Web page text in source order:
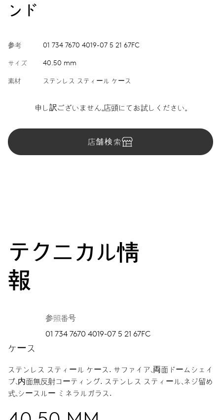
ンド
参考 01 734 7670 4019-07 5 21 67FC
サイズ 40.50 mm
素材 ステンレス スティール ケース
申し訳ございません。店頭にてお試しください。
店舗検索
テクニカル情
報
参照番号
01 734 7670 4019-07 5 21 67FC
ケース
ステンレス スティール ケース. サファイア、両面ドームシェイ
プ、内面無反射コーティング. ステンレス スティール、ネジ留め
式、シースルー ミネラルガラス.